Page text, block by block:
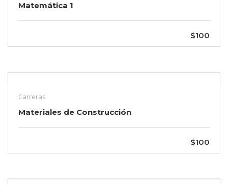
Matemática 1
$100
Carreras
Materiales de Construcción
$100